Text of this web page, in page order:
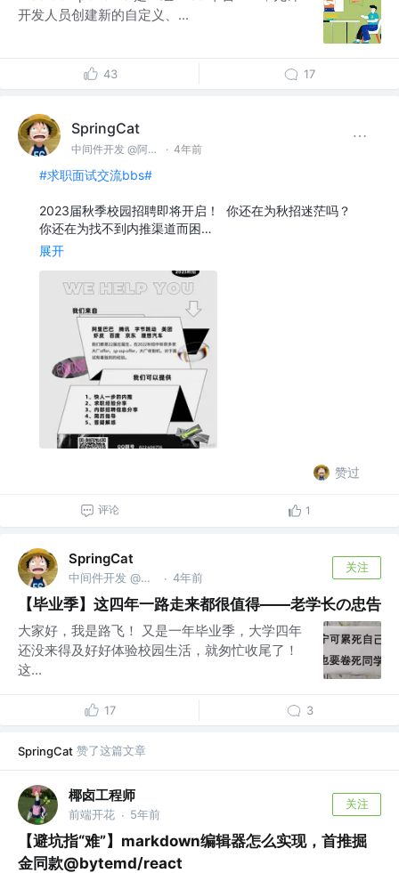
开发人员创建新的自定义、...
43 17
SpringCat
中间件开发 @阿里巴巴 · 4年前
#求职面试交流bbs#
2023届秋季校园招聘即将开启！ 你还在为秋招迷茫吗？
你还在为找不到内推渠道而困…
展开
赞过
评论 1
SpringCat
中间件开发 @阿里巴巴 · 4年前
关注
【毕业季】这四年一路走来都很值得——老学长の忠告
大家好，我是路飞！ 又是一年毕业季，大学四年
还没来得及好好体验校园生活，就匆忙收尾了！
这...
17 3
SpringCat 赞了这篇文章
椰卤工程师
前端开花 · 5年前
关注
【避坑指“难”】markdown编辑器怎么实现，首推掘
金同款@bytemd/react